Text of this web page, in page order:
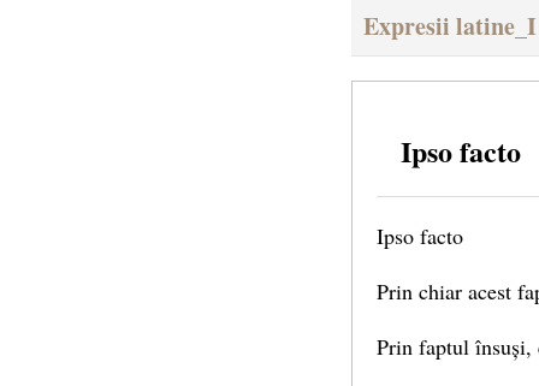
Expresii latine_I
Ipso facto
Ipso facto
Prin chiar acest
Prin faptul însuși,